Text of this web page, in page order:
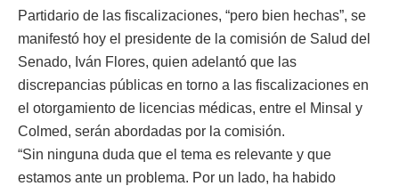
Partidario de las fiscalizaciones, “pero bien hechas”, se
manifestó hoy el presidente de la comisión de Salud del
Senado, Iván Flores, quien adelantó que las
discrepancias públicas en torno a las fiscalizaciones en
el otorgamiento de licencias médicas, entre el Minsal y
Colmed, serán abordadas por la comisión.
“Sin ninguna duda que el tema es relevante y que
estamos ante un problema. Por un lado, ha habido